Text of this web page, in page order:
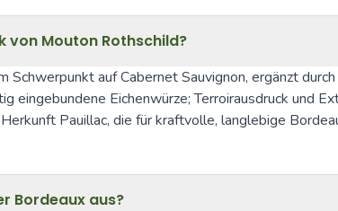
von Mouton Rothschild?
auf Cabernet Sauvignon, ergänzt
eingebundene Eichenwürze; Terroirausdruck und
Pauillac, die für kraftvolle, langlebige
Bordeaux aus?